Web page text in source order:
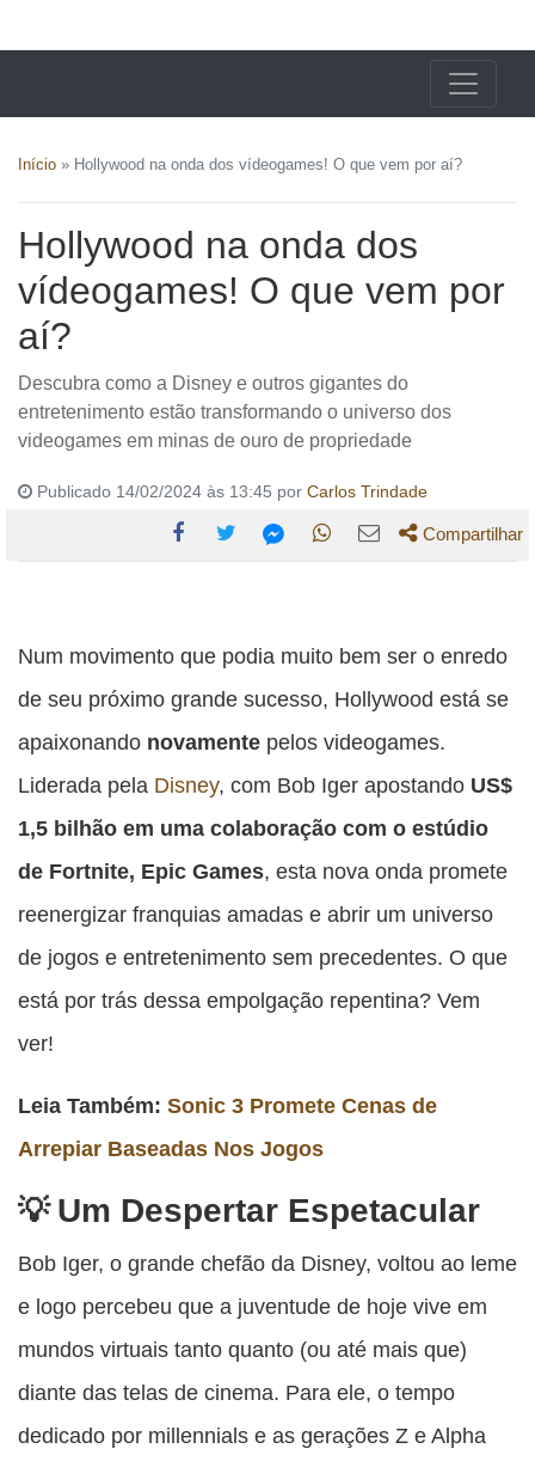
Início » Hollywood na onda dos vídeogames! O que vem por aí?
Hollywood na onda dos
vídeogames! O que vem por
aí?
Descubra como a Disney e outros gigantes do
entretenimento estão transformando o universo dos
videogames em minas de ouro de propriedade
Publicado 14/02/2024 às 13:45 por Carlos Trindade
publicação
Facebook
publicaçãopublicação
publicação
WhatsApp
publicação
Email
Compartilhar
Num movimento que podia muito bem ser o enredo
de seu próximo grande sucesso, Hollywood está se
apaixonando novamente pelos videogames.
Liderada pela Disney, com Bob Iger apostando US$
1,5 bilhão em uma colaboração com o estúdio
de Fortnite, Epic Games, esta nova onda promete
reenergizar franquias amadas e abrir um universo
de jogos e entretenimento sem precedentes. O que
está por trás dessa empolgação repentina? Vem
ver!
Leia Também: Sonic 3 Promete Cenas de
Arrepiar Baseadas Nos Jogos
Um Despertar Espetacular
Bob Iger, o grande chefão da Disney, voltou ao leme
e logo percebeu que a juventude de hoje vive em
mundos virtuais tanto quanto (ou até mais que)
diante das telas de cinema. Para ele, o tempo
dedicado por millennials e as gerações Z e Alpha